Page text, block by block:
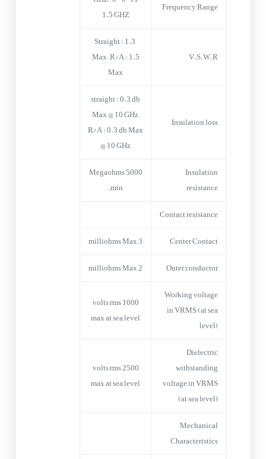
Frequency Range
1.5 GHZ
V.S.W.R
Straight : 1.3
Max , R/A : 1.5
Max
Insulation loss
straight : 0.3 db
Max @ 10 GHz,
R/A : 0.3 db Max
@ 10 GHz
Insulation
resistance
5000 Megaohms
min.
Contact resistance
Center Contact
3 milliohms Max
Outer conductor
2 milliohms Max
Working voltage
in VRMS (at sea
level)
1000 volts rms
max at sea level
Dielectric
withstanding
voltage in VRMS
(at sea level)
2500 volts rms
max at sea level
Mechanical
Characteristics